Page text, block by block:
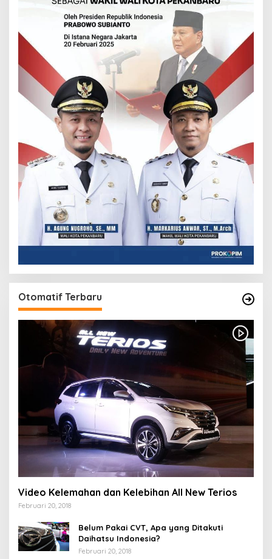
Otomatif Terbaru
Video Kelemahan dan Kelebihan All New Terios
Februari 20, 2018
Belum Pakai CVT, Apa yang Ditakuti
Daihatsu Indonesia?
Februari 20, 2018